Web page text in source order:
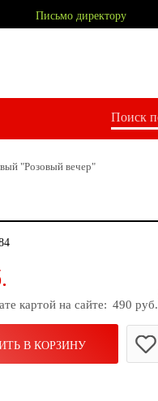
Письмо директору
"Розовый вечер"
картой на сайте: 490 руб.
В КОРЗИНУ